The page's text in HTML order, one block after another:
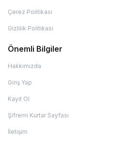
Çerez Politikası
Gizlilik Politikası
Önemli Bilgiler
Hakkımızda
Giriş Yap
Kayıt Ol
Şifremi Kurtar Sayfası
İletişim